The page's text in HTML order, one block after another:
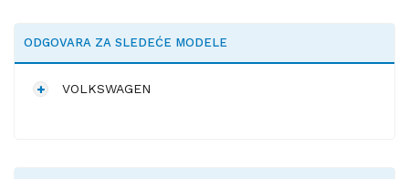
ODGOVARA ZA SLEDEĆE MODELE
VOLKSWAGEN